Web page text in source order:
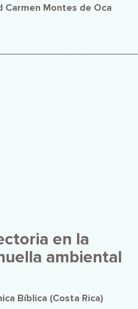
Carmen Montes de Oca
en la
ambiental
Bíblica (Costa Rica)